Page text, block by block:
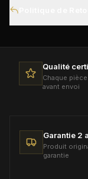
généralement
confirmation.
Qualité
Chaque
avant envoi
Garantie 2
Produit
garantie